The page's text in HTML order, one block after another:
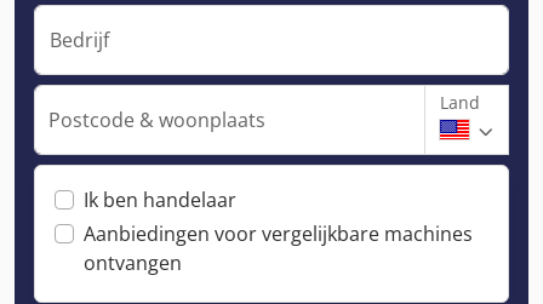
Bedrijf
Postcode & woonplaats
Land
Ik ben handelaar
Aanbiedingen voor vergelijkbare machines
ontvangen